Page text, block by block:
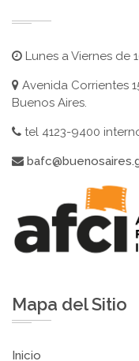
Lunes a Viernes de
Avenida Corrientes
Buenos Aires.
tel 4123-9400
Mapa del Sitio
Inicio